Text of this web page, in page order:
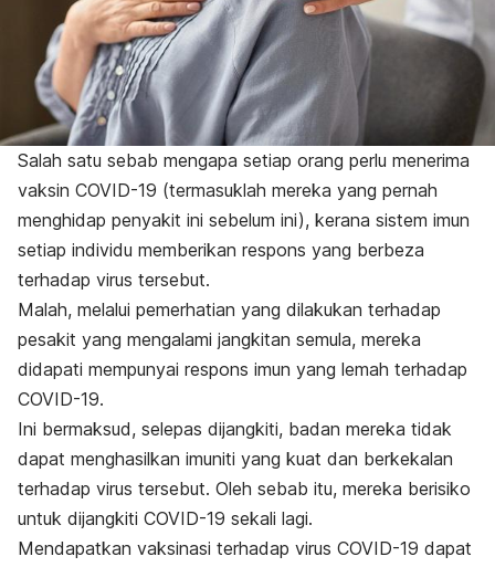
Salah satu sebab mengapa setiap orang perlu menerima
vaksin COVID-19 (termasuklah mereka yang pernah
menghidap penyakit ini sebelum ini), kerana sistem imun
setiap individu memberikan respons yang berbeza
terhadap virus tersebut.
Malah, melalui pemerhatian yang dilakukan terhadap
pesakit yang mengalami jangkitan semula, mereka
didapati mempunyai respons imun yang lemah terhadap
COVID-19.
Ini bermaksud, selepas dijangkiti, badan mereka tidak
dapat menghasilkan imuniti yang kuat dan berkekalan
terhadap virus tersebut. Oleh sebab itu, mereka berisiko
untuk dijangkiti COVID-19 sekali lagi.
Mendapatkan vaksinasi terhadap virus COVID-19 dapat